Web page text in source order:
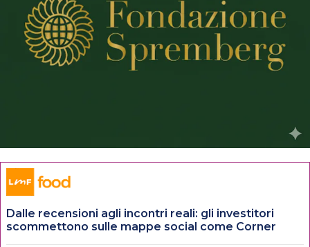
Dalle recensioni agli incontri reali: gli investitori
scommettono sulle mappe social come Corner